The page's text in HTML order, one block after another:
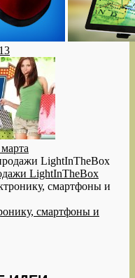
LightInTheBox
смартфоны и